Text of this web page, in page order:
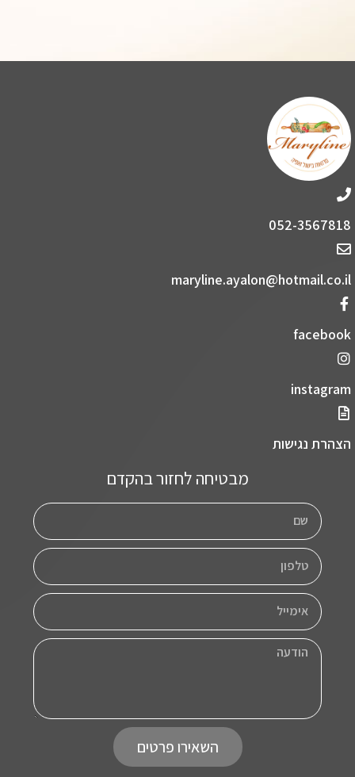
052-3567818
maryline.ayalon@hotmail.co.il
facebook
instagram
הצהרת נגישות
מבטיחה לחזור בהקדם
השאירו פרטים